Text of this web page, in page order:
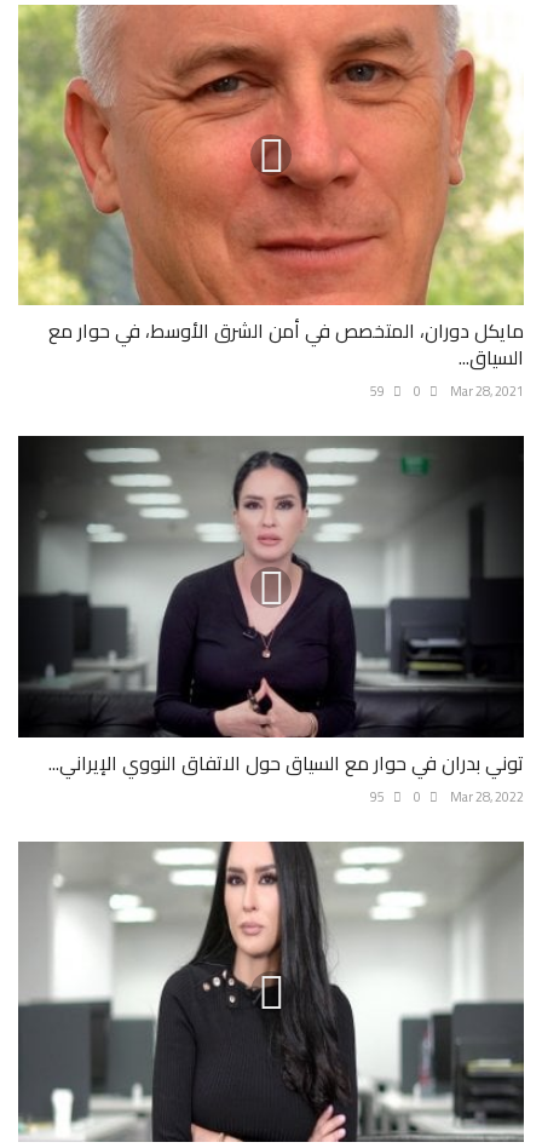
مايكل دوران، المتخصص في أمن الشرق الأوسط، في حوار مع
السياق...
Mar 28, 2021
0
59
توني بدران في حوار مع السياق حول الاتفاق النووي الإيراني...
Mar 28, 2022
0
95